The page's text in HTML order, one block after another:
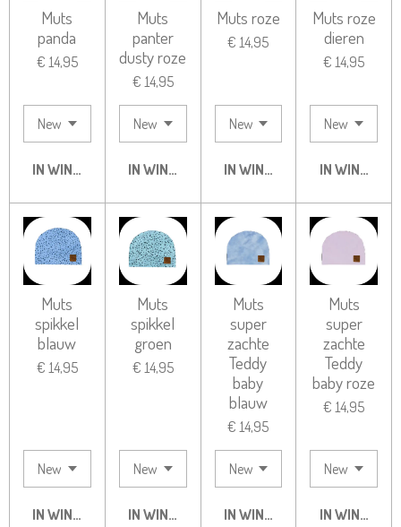
Muts
panda
€ 14,95
IN WINKELWAGEN
Muts
panter
dusty roze
€ 14,95
IN WINKELWAGEN
Muts roze
€ 14,95
IN WINKELWAGEN
Muts roze
dieren
€ 14,95
IN
Muts
spikkel
blauw
€ 14,95
IN WINKELWAGEN
Muts
spikkel
groen
€ 14,95
IN WINKELWAGEN
Muts
super
zachte
Teddy
baby
blauw
€ 14,95
IN WINKELWAGEN
Muts
super
zachte
Teddy
baby roze
€ 14,95
IN